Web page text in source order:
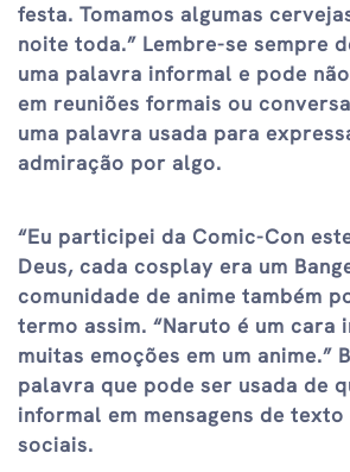
festa. Tomamos algumas
noite toda.” Lembre-se sempre
uma palavra informal e pode
em reuniões formais ou
uma palavra usada para
admiração por algo.
“Eu participei da Comic-Con
Deus, cada cosplay era um
comunidade de anime também
termo assim. “Naruto é um cara
muitas emoções em um anime.”
palavra que pode ser usada de
informal em mensagens de texto
sociais.